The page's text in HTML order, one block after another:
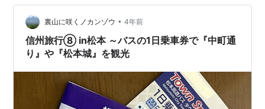
たまたま1部屋空いていたそうな、ラッキー。 玄関には格
子戸。格子戸のある家に泊まるの初めてかも？ 玄関には
オルガンが置いてあって、明るい女将さんが出迎えてく
れます。 最後の予約で一番狭い六畳…
裏山に咲くノカンゾウ • 4年前
信州旅行⑧ in松本 ～バスの1日乗車券で『中町通
り』や『松本城』を観光